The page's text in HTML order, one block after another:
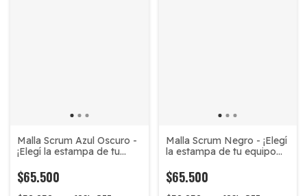
Malla Scrum Azul Oscuro -
¡Elegí la estampa de tu
$65.500
Malla Scrum Negro - ¡Elegí
la estampa de tu equipo
$65.500